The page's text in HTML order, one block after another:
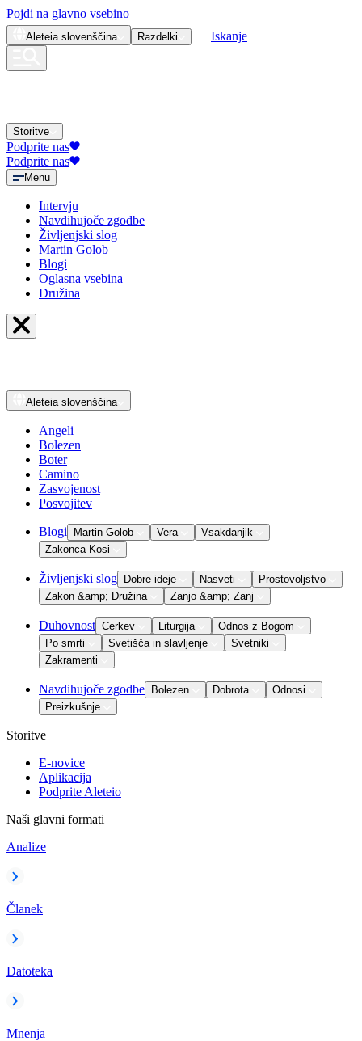
Pojdi na glavno vsebino
Aleteia slovenščina Razdelki Iskanje
Storitve
Podprite nas
Podprite nas
Menu
Intervju
Navdihujoče zgodbe
Življenjski slog
Martin Golob
Blogi
Oglasna vsebina
Družina
Aleteia slovenščina
Angeli
Bolezen
Boter
Camino
Zasvojenost
Posvojitev
Blogi Martin Golob Vera
Vsakdanjik
Zakonca Kosi
Življenjski slog Dobre ideje Nasveti
Prostovoljstvo
Zakon &amp; Družina
Zanjo &amp; Zanj
Duhovnost Cerkev Liturgija
Odnos z Bogom
Po smrti
Svetišča in slavljenje
Svetniki
Zakramenti
Navdihujoče zgodbe Bolezen Dobrota
Odnosi
Preizkušnje
Storitve
E-novice
Aplikacija
Podprite Aleteio
Naši glavni formati
Analize
Članek
Datoteka
Mnenja